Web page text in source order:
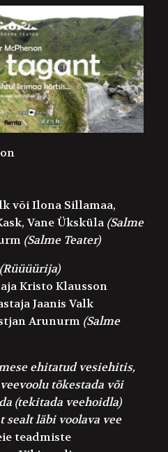
võiIlona Sillamaa,
Vane Üksküla (Salme
(Salme Teater)
(Rüüüürija)
Kristo Klausson
Jaanis Valk
Arunurm (Salme
ehitatud vesiehitis,
tõkestada või
(tekitada veehoidla)
läbi voolava vee
teadmiste